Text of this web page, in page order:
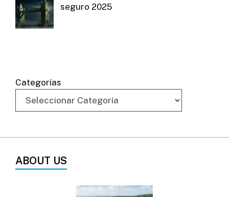
seguro 2025
Categorías
ABOUT US